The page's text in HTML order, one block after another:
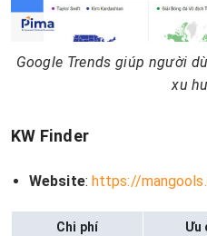
Google Trends giúp người
xu
KW Finder
Website: https://
Chi phí Ưu